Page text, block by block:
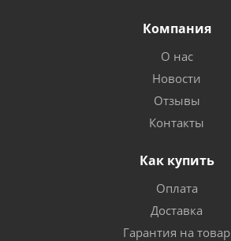
Компания
О нас
Новости
Отзывы
Контакты
Как купить
Оплата
Доставка
Гарантия на товар